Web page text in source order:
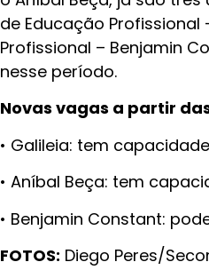
de Educação Profissional
Profissional – Benjamin
nesse período.
Novas vagas a partir
• Galileia: tem
• Aníbal Beça: tem
• Benjamin Constant:
FOTOS: Diego Peres/